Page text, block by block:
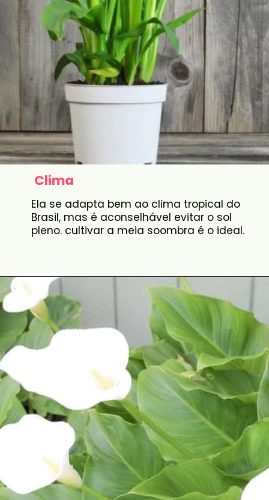
Clima
Ela se adapta bem ao clima tropical do
Brasil, mas é aconselhável evitar o sol
pleno. cultivar a meia soombra é o ideal.